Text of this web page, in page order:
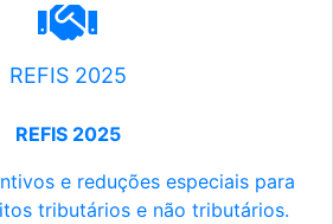
REFIS 2025
REFIS 2025
e reduções especiais para
tributários e não tributários.